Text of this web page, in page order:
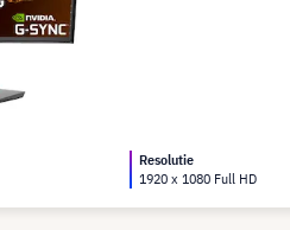
Resolutie
1920 x 1080 Full HD